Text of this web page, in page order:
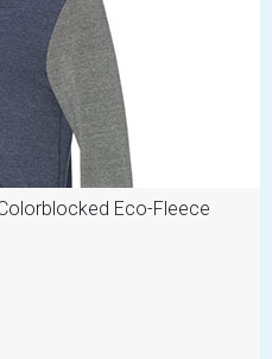
Eco-Fleece